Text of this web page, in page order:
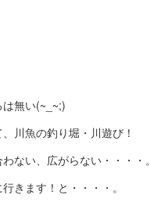
無い(~_~;)
川魚の釣り堀・川遊び！
ない、広がらない・・・・。
きます！と・・・・。